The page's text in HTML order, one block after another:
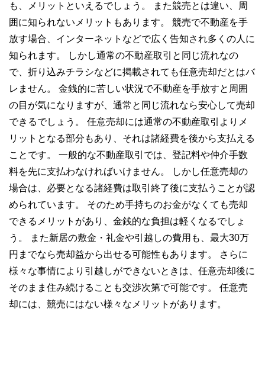
も、メリットといえるでしょう。 また競売とは違い、周
囲に知られないメリットもあります。 競売で不動産を手
放す場合、インターネットなどで広く告知され多くの人に
知られます。 しかし通常の不動産取引と同じ流れなの
で、折り込みチラシなどに掲載されても任意売却だとはバ
レません。 金銭的に苦しい状況で不動産を手放すと周囲
の目が気になりますが、通常と同じ流れなら安心して売却
できるでしょう。 任意売却には通常の不動産取引よりメ
リットとなる部分もあり、それは諸経費を後から支払える
ことです。 一般的な不動産取引では、登記料や仲介手数
料を先に支払わなければいけません。 しかし任意売却の
場合は、必要となる諸経費は取引終了後に支払うことが認
められています。 そのため手持ちのお金がなくても売却
できるメリットがあり、金銭的な負担は軽くなるでしょ
う。 また新居の敷金・礼金や引越しの費用も、最大30万
円までなら売却益から出せる可能性もあります。 さらに
様々な事情により引越しができないときは、任意売却後に
そのまま住み続けることも交渉次第で可能です。 任意売
却には、競売にはない様々なメリットがあります。